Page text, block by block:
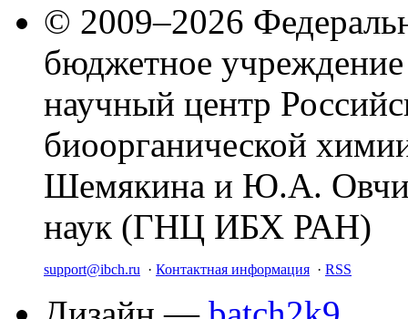
© 2009–2026
бюджетное
научный центр
биоорганической
Шемякина и Ю.А.
наук (ГНЦ ИБХ РАН)
support@ibch.ru · Контактная информация · RSS